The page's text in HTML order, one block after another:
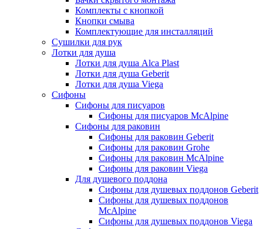
Комплекты с кнопкой
Кнопки смыва
Комплектующие для инсталляций
Сушилки для рук
Лотки для душа
Лотки для душа Alca Plast
Лотки для душа Geberit
Лотки для душа Viega
Сифоны
Сифоны для писуаров
Сифоны для писуаров McAlpine
Сифоны для раковин
Сифоны для раковин Geberit
Сифоны для раковин Grohe
Сифоны для раковин McAlpine
Сифоны для раковин Viega
Для душевого поддона
Сифоны для душевых поддонов Geberit
Сифоны для душевых поддонов
McAlpine
Сифоны для душевых поддонов Viega